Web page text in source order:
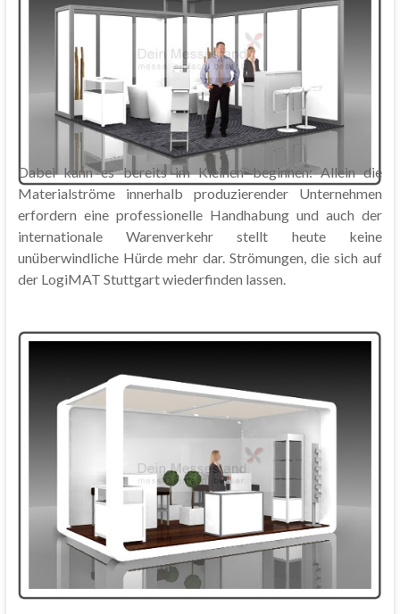
Dabei kann es bereits im Kleinen beginnen: Allein die
Materialströme innerhalb produzierender Unternehmen
erfordern eine professionelle Handhabung und auch der
internationale Warenverkehr stellt heute keine
unüberwindliche Hürde mehr dar. Strömungen, die sich auf
der LogiMAT Stuttgart wiederfinden lassen.